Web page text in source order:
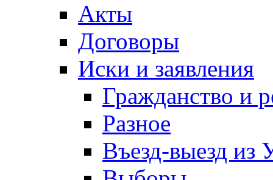
Акты
Договоры
Иски и заявления
Гражданство и
Разное
Въезд-выезд из